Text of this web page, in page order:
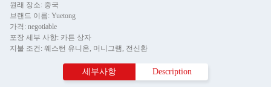
원래 장소: 중국
브랜드 이름: Yuetong
가격: negotiable
포장 세부 사항: 카튼 상자
지불 조건: 웨스턴 유니온, 머니그램, 전신환
세부사항 Description